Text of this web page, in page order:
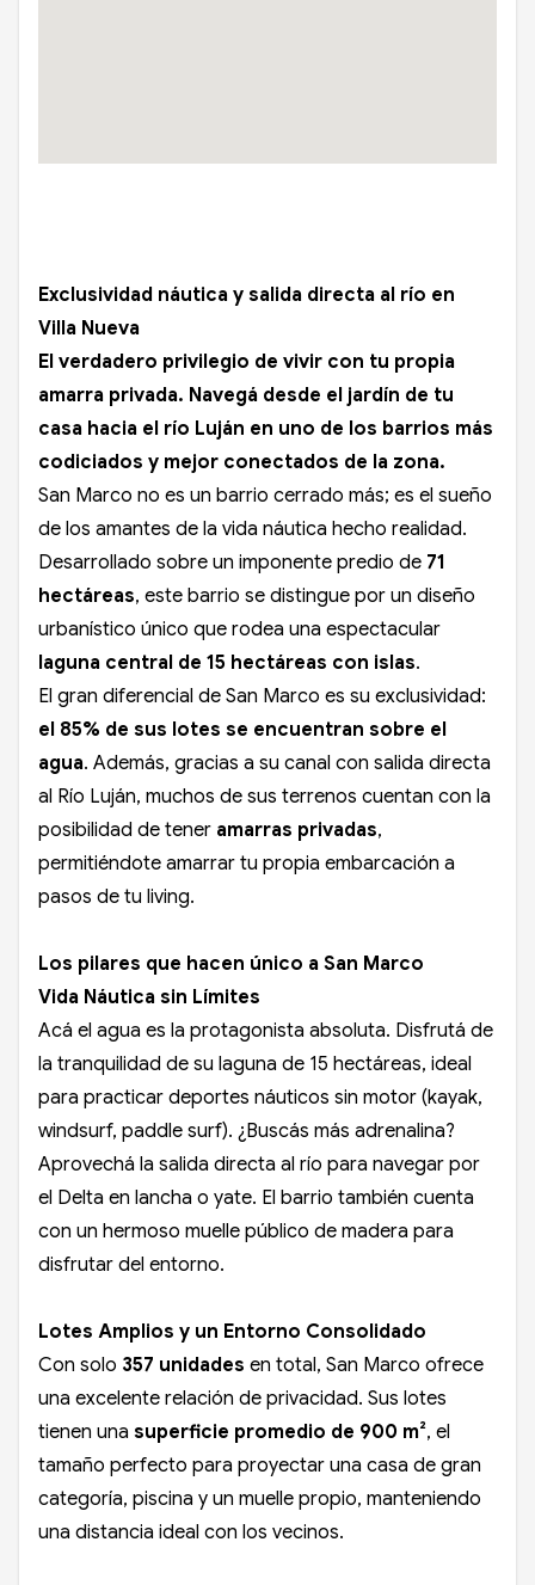
Exclusividad náutica y salida directa al río en
Villa Nueva
El verdadero privilegio de vivir con tu propia
amarra privada. Navegá desde el jardín de tu
casa hacia el río Luján en uno de los barrios más
codiciados y mejor conectados de la zona.
San Marco no es un barrio cerrado más; es el sueño
de los amantes de la vida náutica hecho realidad.
Desarrollado sobre un imponente predio de 71
hectáreas, este barrio se distingue por un diseño
urbanístico único que rodea una espectacular
laguna central de 15 hectáreas con islas.
El gran diferencial de San Marco es su exclusividad:
el 85% de sus lotes se encuentran sobre el
agua. Además, gracias a su canal con salida directa
al Río Luján, muchos de sus terrenos cuentan con la
posibilidad de tener amarras privadas,
permitiéndote amarrar tu propia embarcación a
pasos de tu living.
Los pilares que hacen único a San Marco
Vida Náutica sin Límites
Acá el agua es la protagonista absoluta. Disfrutá de
la tranquilidad de su laguna de 15 hectáreas, ideal
para practicar deportes náuticos sin motor (kayak,
windsurf, paddle surf). ¿Buscás más adrenalina?
Aprovechá la salida directa al río para navegar por
el Delta en lancha o yate. El barrio también cuenta
con un hermoso muelle público de madera para
disfrutar del entorno.
Lotes Amplios y un Entorno Consolidado
Con solo 357 unidades en total, San Marco ofrece
una excelente relación de privacidad. Sus lotes
tienen una superficie promedio de 900 m², el
tamaño perfecto para proyectar una casa de gran
categoría, piscina y un muelle propio, manteniendo
una distancia ideal con los vecinos.